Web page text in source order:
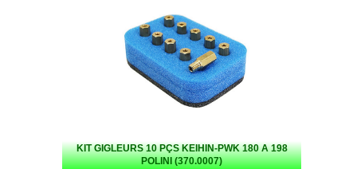
KIT GIGLEURS 10 PÇS KEIHIN-PWK 180 A 198
POLINI (370.0007)